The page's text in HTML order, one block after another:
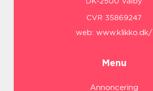
web: www.klikko.dk/
Menu
Annoncering